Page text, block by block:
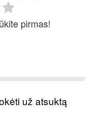
pirmas!
už atsuktą